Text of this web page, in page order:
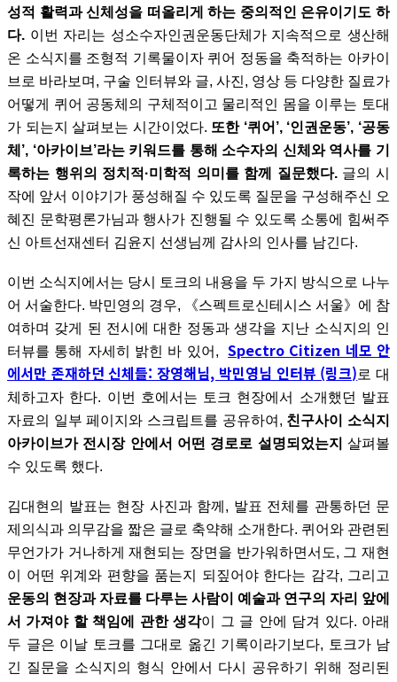
성적 활력과 신체성을 떠올리게 하는 중의적인 은유이기도 하
다. 이번 자리는 성소수자인권운동단체가 지속적으로 생산해
온 소식지를 조형적 기록물이자 퀴어 정동을 축적하는 아카이
브로 바라보며, 구술 인터뷰와 글, 사진, 영상 등 다양한 질료가
어떻게 퀴어 공동체의 구체적이고 물리적인 몸을 이루는 토대
가 되는지 살펴보는 시간이었다. 또한 ‘퀴어’, ‘인권운동’, ‘공동
체’, ‘아카이브’라는 키워드를 통해 소수자의 신체와 역사를 기
록하는 행위의 정치적·미학적 의미를 함께 질문했다.글의 시
작에 앞서 이야기가 풍성해질 수 있도록 질문을 구성해주신 오
혜진 문학평론가님과 행사가 진행될 수 있도록 소통에 힘써주
신 아트선재센터 김윤지 선생님께 감사의 인사를 남긴다.
이번 소식지에서는 당시 토크의 내용을 두 가지 방식으로 나누
어 서술한다. 박민영의 경우, 《스펙트로신테시스 서울》에 참
여하며 갖게 된 전시에 대한 정동과 생각을 지난 소식지의 인
터뷰를 통해 자세히 밝힌 바 있어,
Spectro Citizen 네모 안
에서만 존재하던 신체들: 장영해님, 박민영님 인터뷰 (링크)로 대
체하고자 한다. 이번 호에서는 토크 현장에서 소개했던 발표
자료의 일부 페이지와 스크립트를 공유하여, 친구사이 소식지
아카이브가 전시장 안에서 어떤 경로로 설명되었는지 살펴볼
수 있도록 했다.
김대현의 발표는 현장 사진과 함께, 발표 전체를 관통하던 문
제의식과 의무감을 짧은 글로 축약해 소개한다. 퀴어와 관련된
무언가가 거나하게 재현되는 장면을 반가워하면서도, 그 재현
이 어떤 위계와 편향을 품는지 되짚어야 한다는 감각, 그리고
운동의 현장과 자료를 다루는 사람이 예술과 연구의 자리 앞에
서 가져야 할 책임에 관한 생각이 그 글 안에 담겨 있다. 아래
두 글은 이날 토크를 그대로 옮긴 기록이라기보다, 토크가 남
긴 질문을 소식지의 형식 안에서 다시 공유하기 위해 정리된